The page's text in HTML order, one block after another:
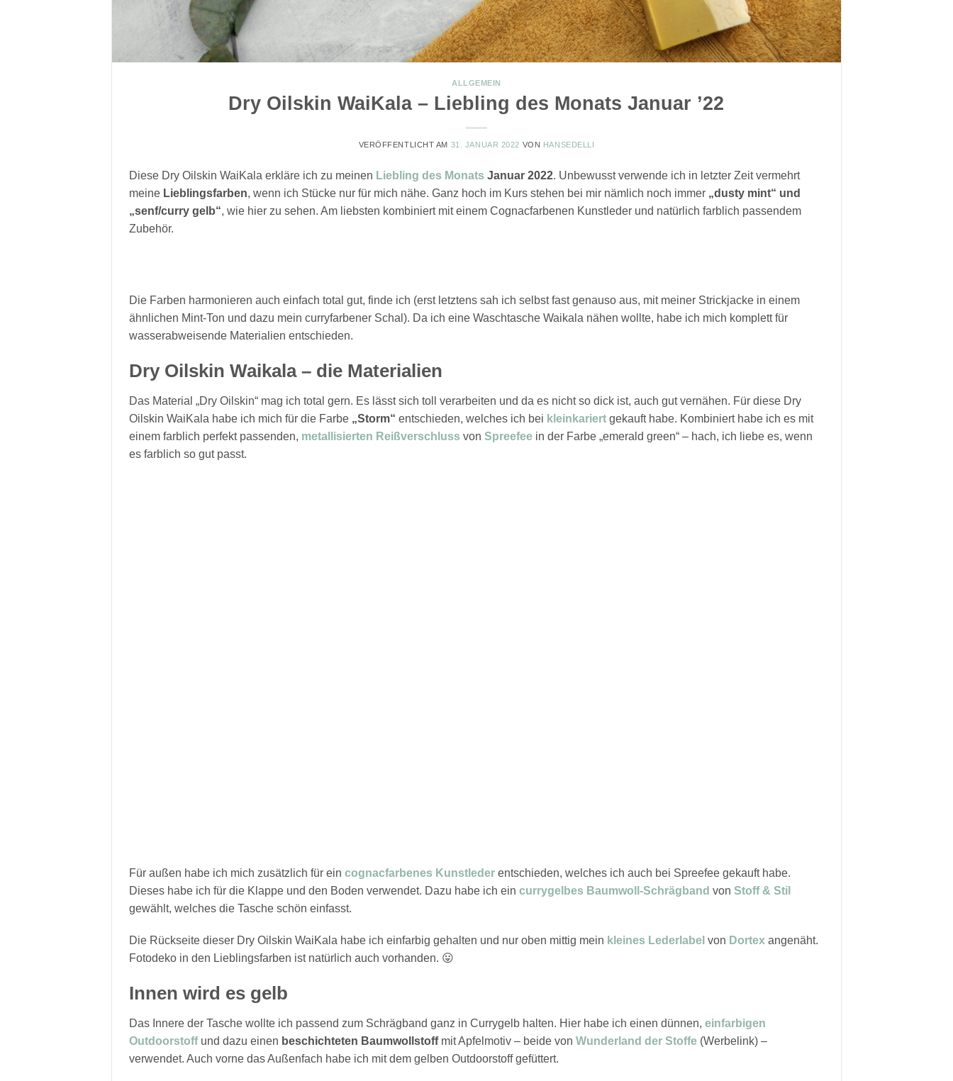
ALLGEMEIN
Dry Oilskin WaiKala – Liebling des Monats Januar ’22
VERÖFFENTLICHT AM 31. JANUAR 2022 VON HANSEDELLI
Diese Dry Oilskin WaiKala erkläre ich zu meinen Liebling des Monats Januar 2022. Unbewusst verwende ich in letzter Zeit vermehrt
meine Lieblingsfarben, wenn ich Stücke nur für mich nähe. Ganz hoch im Kurs stehen bei mir nämlich noch immer „dusty mint“ und
„senf/curry gelb“, wie hier zu sehen. Am liebsten kombiniert mit einem Cognacfarbenen Kunstleder und natürlich farblich passendem
Zubehör.
Die Farben harmonieren auch einfach total gut, finde ich (erst letztens sah ich selbst fast genauso aus, mit meiner Strickjacke in einem
ähnlichen Mint-Ton und dazu mein curryfarbener Schal). Da ich eine Waschtasche Waikala nähen wollte, habe ich mich komplett für
wasserabweisende Materialien entschieden.
Dry Oilskin Waikala – die Materialien
Das Material „Dry Oilskin“ mag ich total gern. Es lässt sich toll verarbeiten und da es nicht so dick ist, auch gut vernähen. Für diese Dry
Oilskin WaiKala habe ich mich für die Farbe „Storm“ entschieden, welches ich bei kleinkariertgekauft habe. Kombiniert habe ich es mit
einem farblich perfekt passenden, metallisierten Reißverschluss von Spreefeein der Farbe „emerald green“ – hach, ich liebe es, wenn
es farblich so gut passt.
Für außen habe ich mich zusätzlich für ein cognacfarbenes Kunstlederentschieden, welches ich auch bei Spreefee gekauft habe.
Dieses habe ich für die Klappe und den Boden verwendet. Dazu habe ich ein currygelbes Baumwoll-Schrägband von Stoff & Stil
gewählt, welches die Tasche schön einfasst.
Die Rückseite dieser Dry Oilskin WaiKala habe ich einfarbig gehalten und nur oben mittig mein kleines Lederlabel von Dortexangenäht.
Fotodeko in den Lieblingsfarben ist natürlich auch vorhanden. 😛
Innen wird es gelb
Das Innere der Tasche wollte ich passend zum Schrägband ganz in Currygelb halten. Hier habe ich einen dünnen, einfarbigen
Outdoorstoffund dazu einen beschichteten Baumwollstoffmit Apfelmotiv – beide von Wunderland der Stoffe(Werbelink) –
verwendet. Auch vorne das Außenfach habe ich mit dem gelben Outdoorstoff gefüttert.